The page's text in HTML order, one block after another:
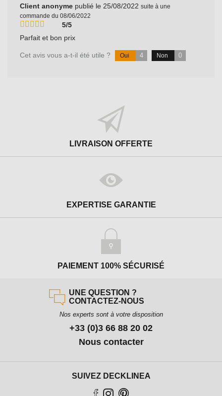
Client anonyme publié le 25/08/2022 suite à une
commande du 08/06/2022
5/5
Parfait et bon prix
Cet avis vous a-t-il été utile ? Oui 4 Non 0
LIVRAISON OFFERTE
EXPERTISE GARANTIE
PAIEMENT 100% SÉCURISÉ
UNE QUESTION ?
CONTACTEZ-NOUS
Nos experts sont à votre disposition
+33 (0)3 66 88 20 02
Nous contacter
SUIVEZ DECKLINEA